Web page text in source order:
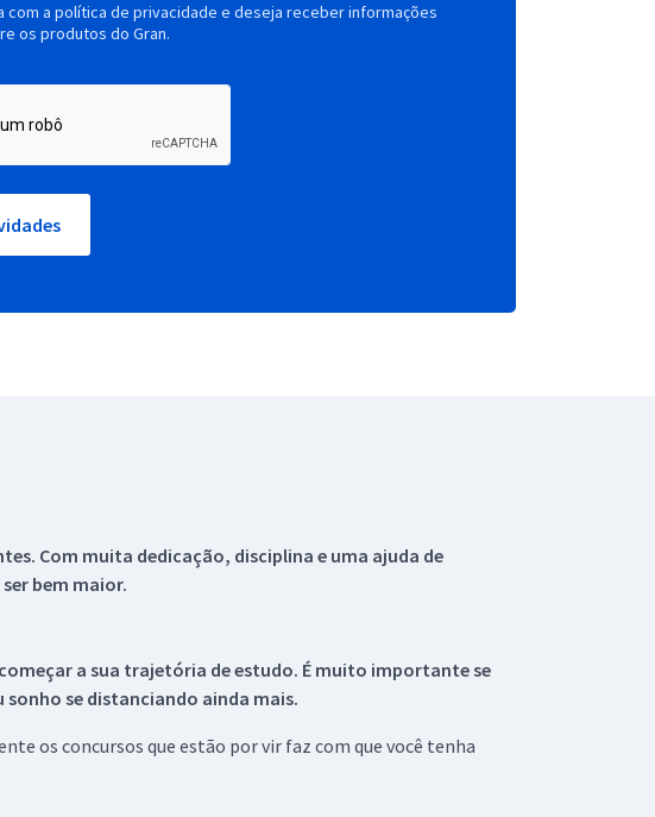
com a política de privacidade e deseja receber informações
os produtos do Gran.
Com muita dedicação, disciplina e uma ajuda de
bem maior.
a sua trajetória de estudo. É muito importante se
sonho se distanciando ainda mais.
os concursos que estão por vir faz com que você tenha